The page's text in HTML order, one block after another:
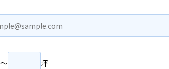
〜 坪